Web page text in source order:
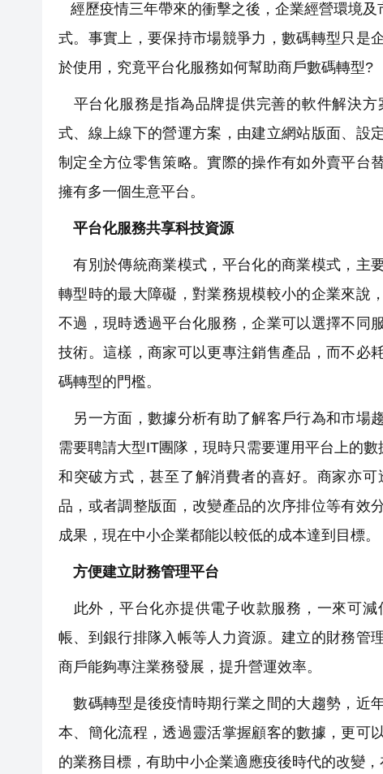
經歷疫情三年帶來的衝擊之後，企業經營環境
式。事實上，要保持市場競爭力，數碼轉型只是
於使用，究竟平台化服務如何幫助商戶數碼轉型?
平台化服務是指為品牌提供完善的軟件解決
式、線上線下的營運方案，由建立網站版面、設
制定全方位零售策略。實際的操作有如外賣平台
擁有多一個生意平台。
平台化服務共享科技資源
有別於傳統商業模式，平台化的商業模式，主
轉型時的最大障礙，對業務規模較小的企業來說
不過，現時透過平台化服務，企業可以選擇不同
技術。這樣，商家可以更專注銷售產品，而不必
碼轉型的門檻。
另一方面，數據分析有助了解客戶行為和市場
需要聘請大型IT團隊，現時只需要運用平台上的
和突破方式，甚至了解消費者的喜好。商家亦
品，或者調整版面，改變產品的次序排位等有效
成果，現在中小企業都能以較低的成本達到目標。
方便建立財務管理平台
此外，平台化亦提供電子收款服務，一來可
帳、到銀行排隊入帳等人力資源。建立的財務管
商戶能夠專注業務發展，提升營運效率。
數碼轉型是後疫情時期行業之間的大趨勢，近
本、簡化流程，透過靈活掌握顧客的數據，更可
的業務目標，有助中小企業適應疫後時代的改變，